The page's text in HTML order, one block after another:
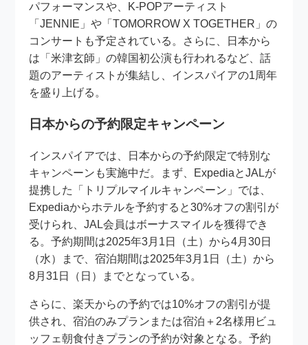
パフォーマンスや、K-POPアーティスト
「JENNIE」や「TOMORROW X TOGETHER」の
コンサートも予定されている。さらに、日本から
は「米津玄師」の韓国初公演も行われるなど、話
題のアーティストが集結し、インスパイアの1周年
を盛り上げる。
日本からの予約限定キャンペーン
インスパイアでは、日本からの予約限定で特別な
キャンペーンも実施中だ。まず、ExpediaとJALが
提携した「トリプルマイルキャンペーン」では、
Expediaからホテルを予約すると30%オフの割引が
受けられ、JAL会員はボーナスマイルを獲得でき
る。予約期間は2025年3月1日（土）から4月30日
（水）まで、宿泊期間は2025年3月1日（土）から
8月31日（日）までとなっている。
さらに、楽天からの予約では10%オフの割引が提
供され、宿泊のみプランまたは宿泊＋2名様用ビュ
ッフェ朝食付きプランの予約が対象となる。予約